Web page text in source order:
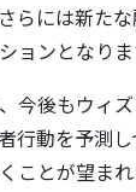
らには新た
ョンとなりま
今後もウィ
行動を予測
ことが望まれ